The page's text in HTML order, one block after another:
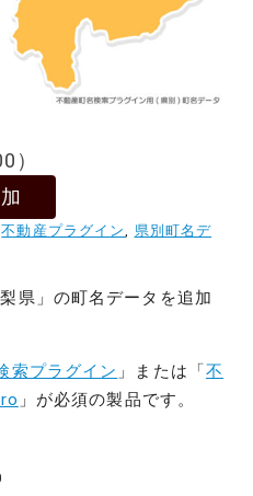
）
不動産プラグイン
県別町名デ
県」の町名データを追加
索プラグイン 」または「 不
」が必須の製品です。